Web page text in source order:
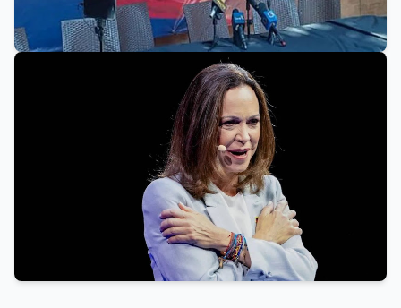
Plataforma Unitaria Democrática desea
«avances reales» tras inicio del diálogo